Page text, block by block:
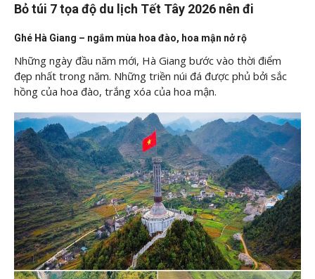
Bỏ túi 7 tọa độ du lịch Tết Tây 2026 nên đi
Ghé Hà Giang – ngắm mùa hoa đào, hoa mận nở rộ
Những ngày đầu năm mới, Hà Giang bước vào thời điểm
đẹp nhất trong năm. Những triền núi đá được phủ bởi sắc
hồng của hoa đào, trắng xóa của hoa mận.